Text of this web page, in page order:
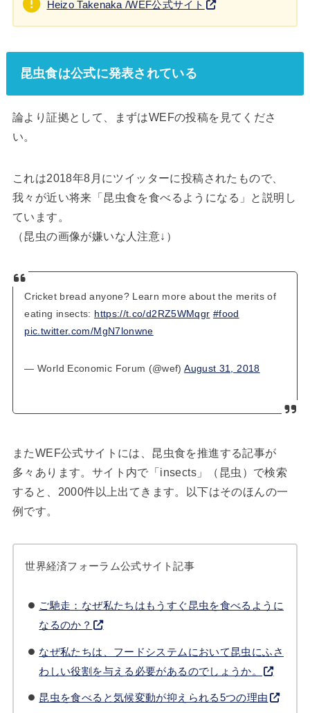
Heizo Takenaka /WEF公式サイト
昆虫食は公式に発表されている
論より証拠として、まずはWEFの投稿を見てくださ
い。
これは2018年8月にツイッターに投稿されたもので、
我々が近い将来「昆虫食を食べるようになる」と説明し
ています。
（昆虫の画像が嫌いな人注意↓）
Cricket bread anyone? Learn more about the merits of
eating insects: https://t.co/d2RZ5WMqgr #food
pic.twitter.com/MgN7lonwne
— World Economic Forum (@wef)August 31, 2018
またWEF公式サイトには、昆虫食を推進する記事が
多々あります。サイト内で「insects」（昆虫）で検索
すると、2000件以上出てきます。以下はそのほんの一
例です。
世界経済フォーラム公式サイト記事
ご馳走：なぜ私たちはもうすぐ昆虫を食べるように
なるのか？
なぜ私たちは、フードシステムにおいて昆虫にふさ
わしい役割を与える必要があるのでしょうか。
昆虫を食べると気候変動が抑えられる5つの理由